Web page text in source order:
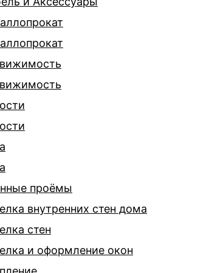
проёмы
внутренних стен дома
стен
и оформление окон